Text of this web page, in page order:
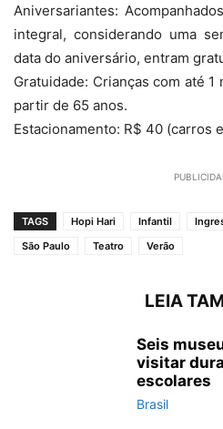
Aniversariantes:
integral, considerando uma
data do aniversário, entram
Gratuidade: Crianças com até
partir de 65 anos.
Estacionamento: R$ 40 (carros
TAGS Hopi Hari Infantil
São Paulo
Teatro Verão
LEIA
Seis
visitar
escolares
Brasil